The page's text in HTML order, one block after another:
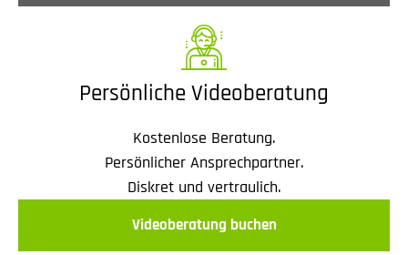
Persönliche Videoberatung
Kostenlose Beratung.
Persönlicher Ansprechpartner.
Diskret und vertraulich.
Videoberatung buchen